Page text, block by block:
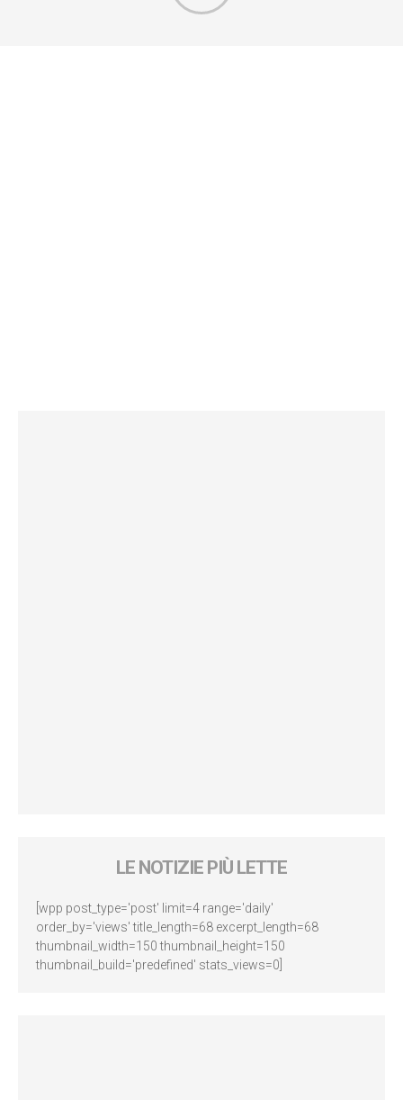
LE NOTIZIE PIÙ LETTE
[wpp post_type='post' limit=4 range='daily'
order_by='views' title_length=68 excerpt_length=68
thumbnail_width=150 thumbnail_height=150
thumbnail_build='predefined' stats_views=0]